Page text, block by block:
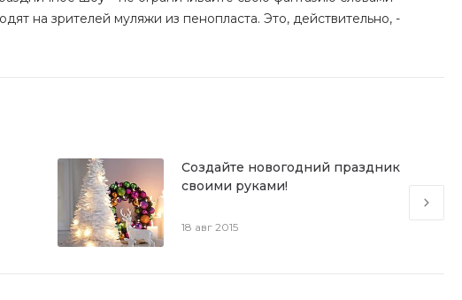
на зрителей муляжи из пенопласта. Это, действительно, -
Создайте новогодний праздник
своими руками!
18 авг 2015